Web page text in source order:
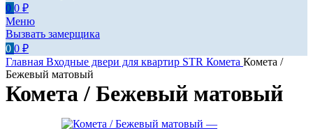
0 0 ₽
Меню
Вызвать замерщика
0 0 ₽
Главная Входные двери для квартир STR Комета Комета /
Бежевый матовый
Комета / Бежевый матовый